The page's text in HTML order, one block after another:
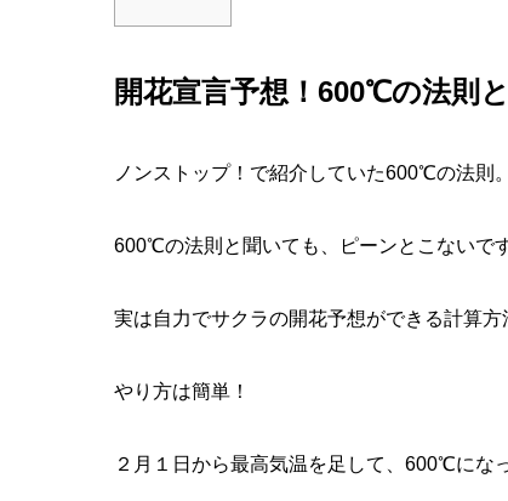
開花宣言予想！600℃の法則
ノンストップ！で紹介していた600℃の法則。
600℃の法則と聞いても、ピーンとこないで
実は自力でサクラの開花予想ができる計算方
やり方は簡単！
２月１日から最高気温を足して、600℃にな